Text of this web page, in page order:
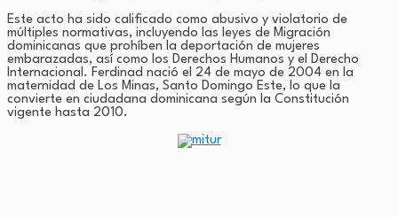
Este acto ha sido calificado como abusivo y violatorio de
múltiples normativas, incluyendo las leyes de Migración
dominicanas que prohíben la deportación de mujeres
embarazadas, así como los Derechos Humanos y el Derecho
Internacional. Ferdinad nació el 24 de mayo de 2004 en la
maternidad de Los Minas, Santo Domingo Este, lo que la
convierte en ciudadana dominicana según la Constitución
vigente hasta 2010.